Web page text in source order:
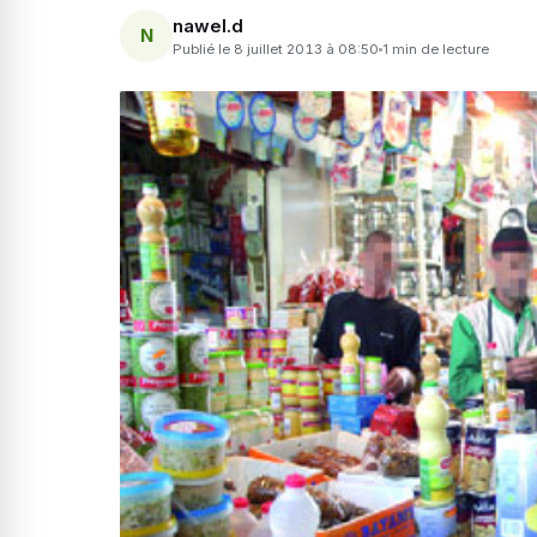
N nawel.d
Publié le 8 juillet 2013 à 08:50 1 min de lecture